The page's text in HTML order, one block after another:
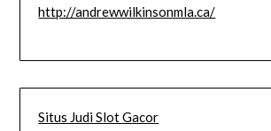
http://andrewwilkinsonmla.ca/
Situs Judi Slot Gacor